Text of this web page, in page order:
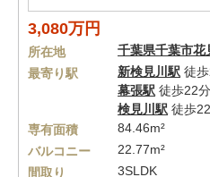
3,080万円
所在地 千葉県千葉市花
最寄り駅
新検見川駅 徒
幕張駅 徒歩22分
検見川駅 徒歩
専有面積
84.46m²
バルコニー
22.77m²
間取り
3SLDK